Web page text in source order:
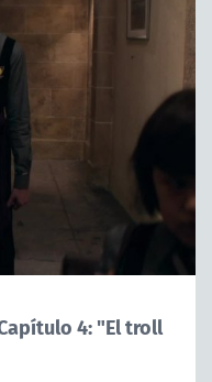
4: "El troll